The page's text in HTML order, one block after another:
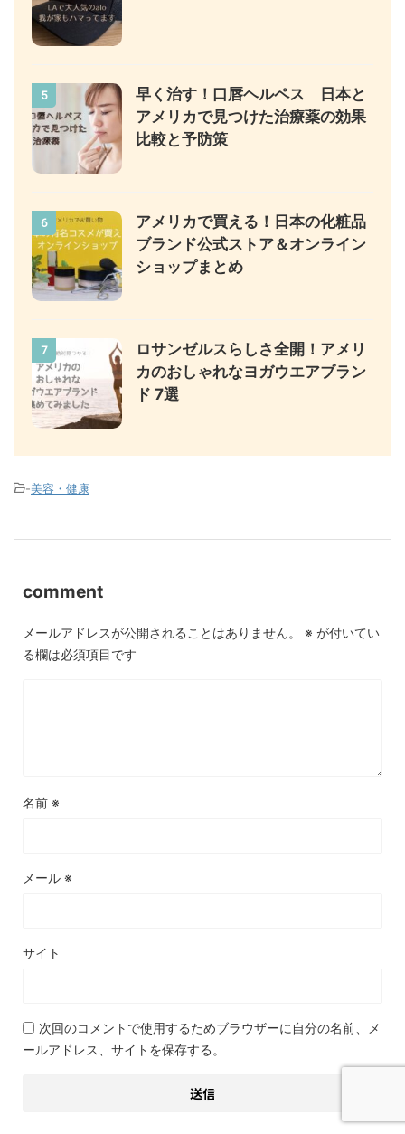
5
早く治す！口唇ヘルペス 日本と
アメリカで見つけた治療薬の効果
比較と予防策
6
アメリカで買える！日本の化粧品
ブランド公式ストア＆オンライン
ショップまとめ
7
ロサンゼルスらしさ全開！アメリ
カのおしゃれなヨガウエアブラン
ド 7選
-美容・健康
comment
メールアドレスが公開されることはありません。 ※ が付いてい
る欄は必須項目です
名前 ※
メール ※
サイト
次回のコメントで使用するためブラウザーに自分の名前、メ
ールアドレス、サイトを保存する。